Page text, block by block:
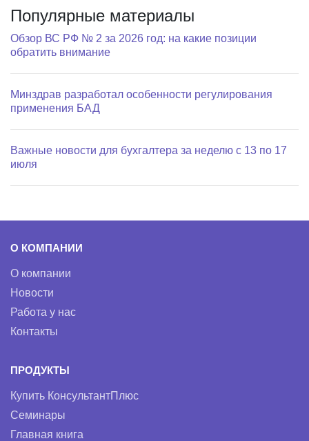
Популярные материалы
Обзор ВС РФ № 2 за 2026 год: на какие позиции
обратить внимание
Минздрав разработал особенности регулирования
применения БАД
Важные новости для бухгалтера за неделю с 13 по 17
июля
О КОМПАНИИ
О компании
Новости
Работа у нас
Контакты
ПРОДУКТЫ
Купить КонсультантПлюс
Семинары
Главная книга